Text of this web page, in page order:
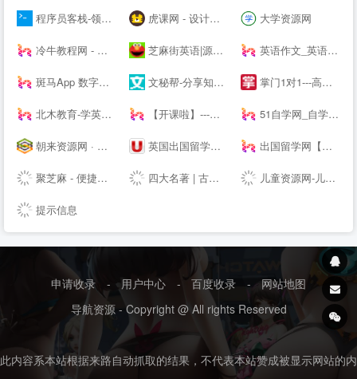
程序员客栈-领先的程序员自由工作平台-程序员兼职 虎课网 - 设计、办公软件视频教程在线学习_ 每天免费学一课 大学资源网
冷牛教程网 - 专业的网络资源分享基地 芝麻街英语|源自美国《芝麻街》3-12岁高端少儿英语教育品牌 英语作文_英语作文大全_英语作文网
斑马App 数字内容 文秘帮-分享知识，共创价值！ 掌门1对1---高端中小学在线教育辅导品牌-名校精英在线教学-掌门一对一-掌门优课升级版
北木教育-学英语，和你在一起-北木网 【开课啦】---有用，有趣，有成长！ 51自学网_自学网_软件自学网-51自学网--
朝来资源网 · 免费提供绿色软件、活动线报以及其他网络资源，好货不私藏！ 英国出国留学申请签证-中英网www.uker.net_留学网_英国--_英国大学专业排名_英国留学申请_英国签证_英国特价机票_英国同路人 出国留学网【专业的留学--】
聚芝麻 - 便捷的网址大全站，网址查询就是这么简单！ 四大名著 | 古典四大名著小说 儿童资源网-儿童动画片-儿童歌曲-儿童游戏-儿童故事-儿童文学
提示信息
申请收录 - 用户中心 - 百度收录 -
网站地图
导航资源 - Copyright @ All rights Reserved
此内容系本站根据来路自动抓取的结果，不代表本站赞成被显示网站的内